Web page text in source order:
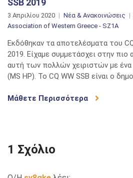
SSB 2019
3 Απριλίου 2020 Νέα & Ανακοινώσεις
Association of Western Greece - SZ1A
Εκδόθηκαν τα αποτελέσματα του
2019. Είχαμε συμμετάσχει στην πιο
αυτή των πολλών χειριστών με ένα
(MS HP). Το CQ WW SSB είναι ο
Μάθετε Περισσότερα
1 Σχόλιο